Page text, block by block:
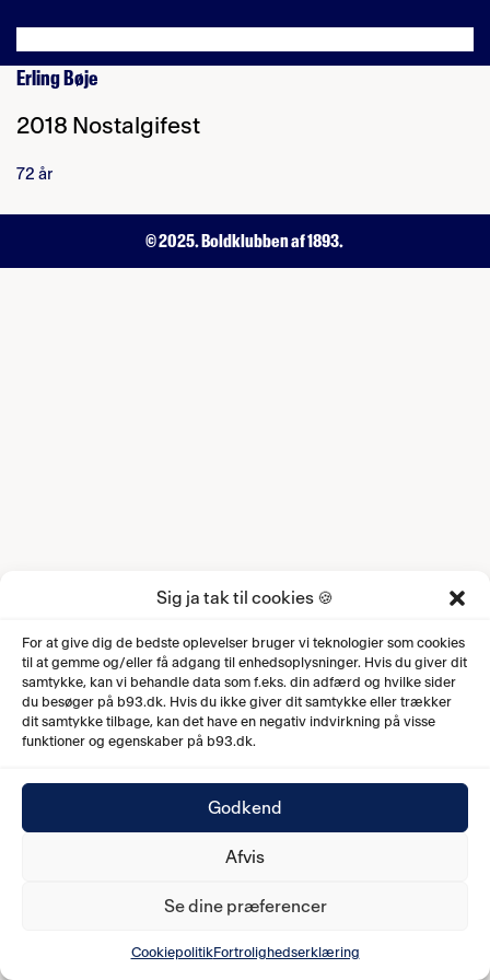
Sig ja tak til cookies 🍪
For at give dig de bedste oplevelser bruger vi teknologier som cookies
til at gemme og/eller få adgang til enhedsoplysninger. Hvis du giver dit
samtykke, kan vi behandle data som f.eks. din adfærd og hvilke sider
du besøger på b93.dk. Hvis du ikke giver dit samtykke eller trækker
dit samtykke tilbage, kan det have en negativ indvirkning på visse
funktioner og egenskaber på b93.dk.
Godkend
Afvis
Se dine præferencer
CookiepolitikFortrolighedserklæring
Erling Bøje
2018 Nostalgifest
72 år
© 2025. Boldklubben af 1893.